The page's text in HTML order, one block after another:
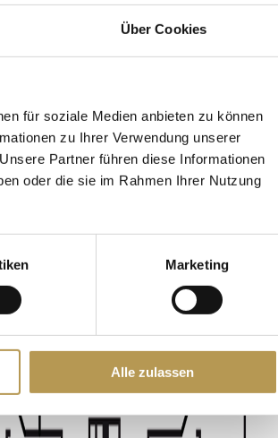
Über Cookies
für soziale Medien anbieten zu können
zu Ihrer Verwendung unserer
Partner führen diese Informationen
oder die sie im Rahmen Ihrer Nutzung
Marketing
Alle zulassen